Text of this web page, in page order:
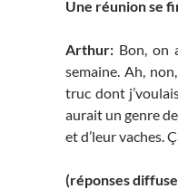
Une réunion se
Arthur: Bon, on
semaine. Ah,
truc dont
aurait un genre
et d’leur vaches.
(réponses